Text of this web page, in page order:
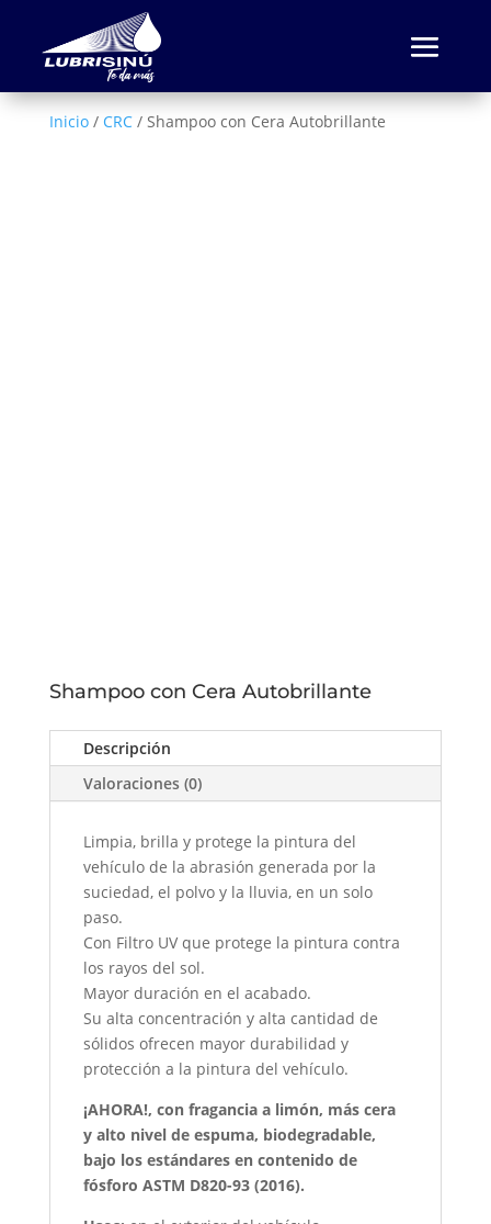
Inicio/ CRC/ Shampoo con Cera Autobrillante
Shampoo con Cera Autobrillante
Descripción
Valoraciones (0)
Limpia, brilla y protege la pintura del
vehículo de la abrasión generada por la
suciedad, el polvo y la lluvia, en un solo
paso.
Con Filtro UV que protege la pintura contra
los rayos del sol.
Mayor duración en el acabado.
Su alta concentración y alta cantidad de
sólidos ofrecen mayor durabilidad y
protección a la pintura del vehículo.
¡AHORA!, con fragancia a limón, más cera
y alto nivel de espuma, biodegradable,
bajo los estándares en contenido de
fósforo ASTM D820-93 (2016).